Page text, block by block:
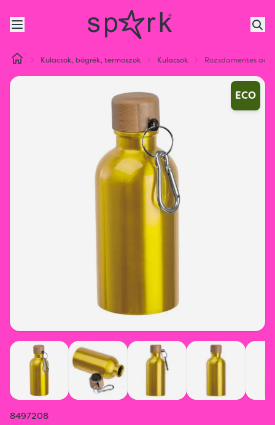
Kulacsok, bögrék, termoszok Kulacsok Rozsdamentes
ECO
8497208